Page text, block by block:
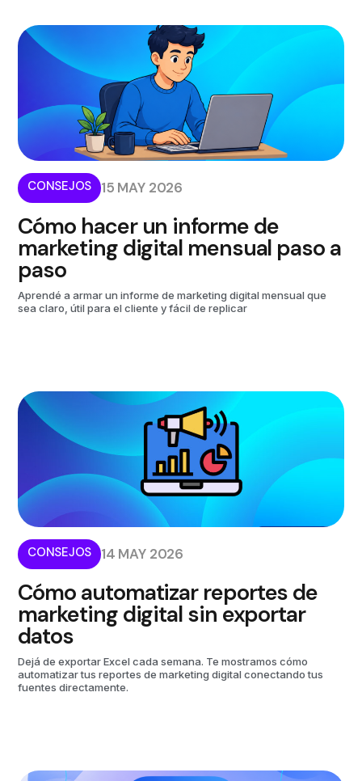
CONSEJOS 15 MAY 2026
Cómo hacer un informe de
marketing digital mensual paso a
paso
Aprendé a armar un informe de marketing digital mensual que
sea claro, útil para el cliente y fácil de replicar
CONSEJOS 14 MAY 2026
Cómo automatizar reportes de
marketing digital sin exportar
datos
Dejá de exportar Excel cada semana. Te mostramos cómo
automatizar tus reportes de marketing digital conectando tus
fuentes directamente.